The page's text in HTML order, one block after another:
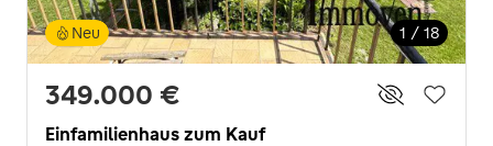
1 / 18
Neu
349.000 €
Einfamilienhaus zum Kauf